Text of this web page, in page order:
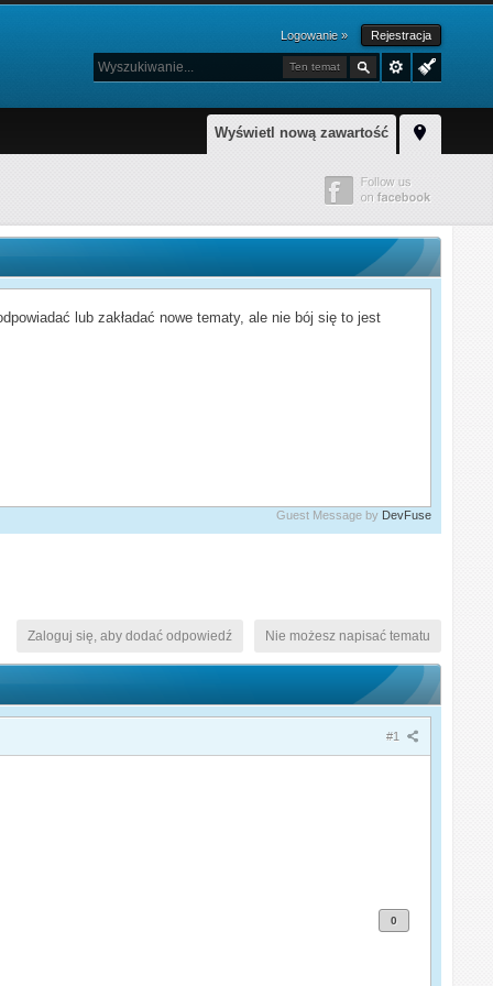
Logowanie » Rejestracja
Ten temat
Wyświetl nową zawartość
lub zakładać nowe tematy, ale nie bój się to jest
Guest Message by DevFuse
Nie możesz napisać tematu
Zaloguj się, aby dodać odpowiedź
#1
0